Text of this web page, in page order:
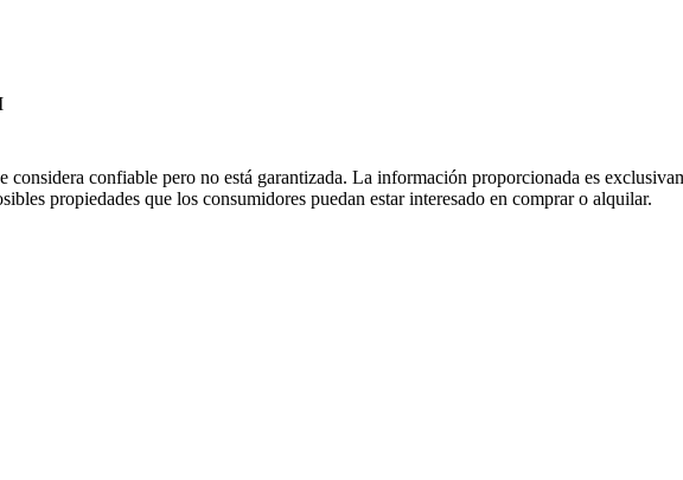
confiable pero no está garantizada. La información proporcionada es
propiedades que los consumidores puedan estar interesado en comprar o alquilar.